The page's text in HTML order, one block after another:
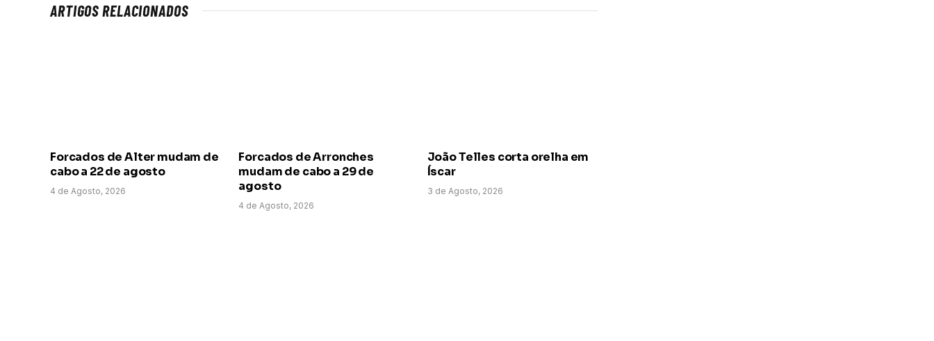
ARTIGOS RELACIONADOS
Forcados de Alter mudam de
cabo a 22 de agosto
4 de Agosto, 2026
Forcados de Arronches
mudam de cabo a 29 de
agosto
4 de Agosto, 2026
João Telles corta orelha em
Íscar
3 de Agosto, 2026